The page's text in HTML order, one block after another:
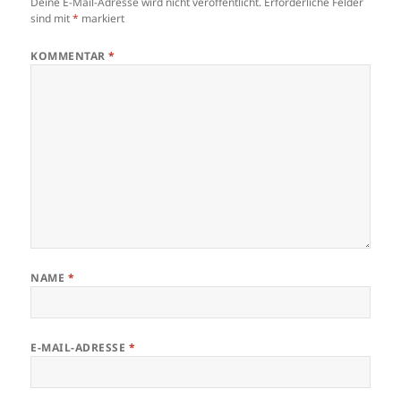
sind mit* markiert
KOMMENTAR*
NAME *
E-MAIL-ADRESSE *